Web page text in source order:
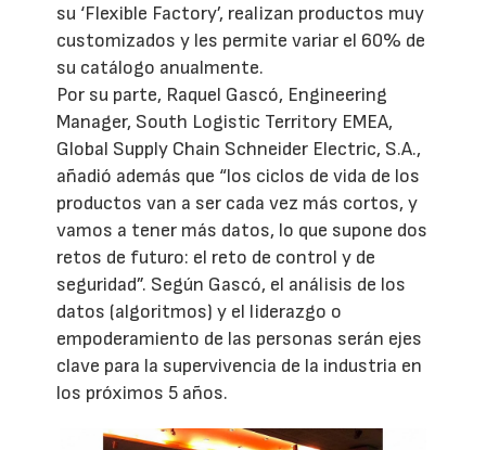
su ‘Flexible Factory’, realizan productos muy
customizados y les permite variar el 60% de
su catálogo anualmente.
Por su parte, Raquel Gascó, Engineering
Manager, South Logistic Territory EMEA,
Global Supply Chain Schneider Electric, S.A.,
añadió además que “los ciclos de vida de los
productos van a ser cada vez más cortos, y
vamos a tener más datos, lo que supone dos
retos de futuro: el reto de control y de
seguridad”. Según Gascó, el análisis de los
datos (algoritmos) y el liderazgo o
empoderamiento de las personas serán ejes
clave para la supervivencia de la industria en
los próximos 5 años.